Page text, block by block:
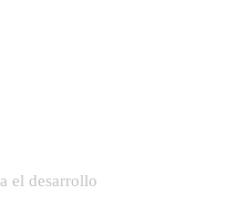
el desarrollo